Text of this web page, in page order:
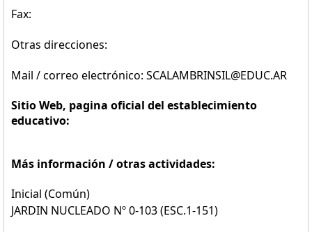
Fax:
Otras direcciones:
Mail / correo electrónico: SCALAMBRINSIL@EDUC.AR
Sitio Web, pagina oficial del establecimiento
educativo:
Más información / otras actividades:
Inicial (Común)
JARDIN NUCLEADO Nº 0-103 (ESC.1-151)